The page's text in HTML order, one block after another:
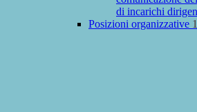
di incarichi
Posizioni organizzative 1